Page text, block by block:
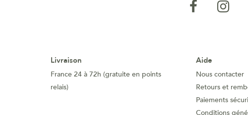
Livraison
France 24 à 72h (gratuite en points
relais)
Aide
Nous contacter
Retours et
Paiements
Conditions